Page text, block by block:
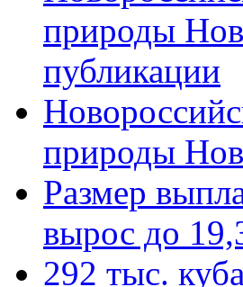
природы
публикации
природы
Размер
вырос до
292 тыс.